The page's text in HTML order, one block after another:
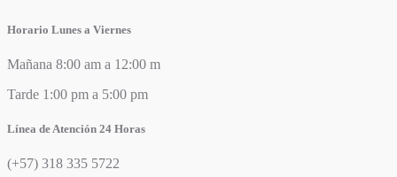
Horario Lunes a Viernes
Mañana 8:00 am a 12:00 m
Tarde 1:00 pm a 5:00 pm
Línea de Atención 24 Horas
(+57) 318 335 5722